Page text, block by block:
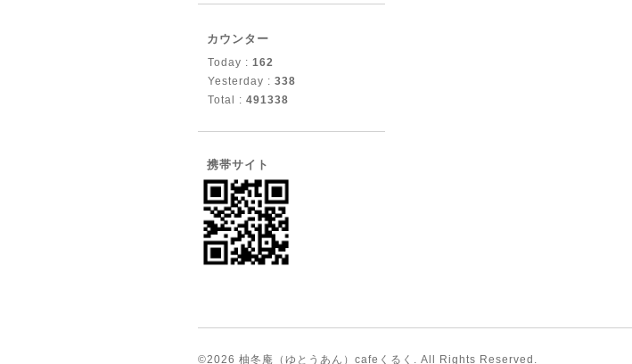
カウンター
Today : 162
Yesterday : 338
Total : 491338
携帯サイト
©2026 柚冬庵（ゆとうあん）cafeくるく . All Rights Reserved.